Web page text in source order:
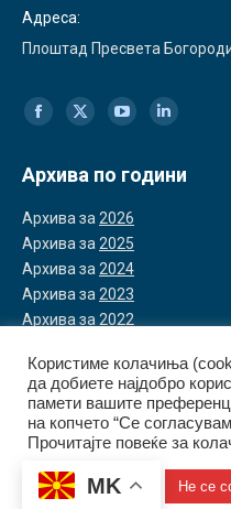
Адреса:
Плоштад Пресвета
Find us on:
Facebook
page
in
new
window
X
page
in
new
window
YouTube
page
in
new
window
Linkedin
page
Архива по години
Архива за 2026
Архива за 2025
Архива за 2024
Архива за 2023
Архива за2022
© Управа за
Политика за
Користиме колачиња
да добиете најдобро
памети вашите
на копчето “Се
Прочитајте повеќе за
Се согласувам Не се
MK